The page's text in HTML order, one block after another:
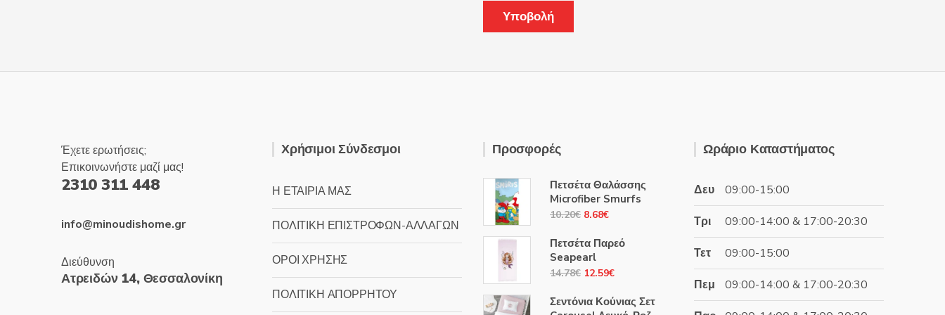
Έχετε ερωτήσεις;
Επικοινωνήστε μαζί μας!
2310 311 448
info@minoudishome.gr
Διεύθυνση
Ατρειδών 14, Θεσσαλονίκη
Χρήσιμοι Σύνδεσμοι
Η ΕΤΑΙΡΙΑ ΜΑΣ
ΠΟΛΙΤΙΚΗ ΕΠΙΣΤΡΟΦΩΝ-ΑΛΛΑΓΩΝ
ΟΡΟΙ ΧΡΗΣΗΣ
ΠΟΛΙΤΙΚΗ ΑΠΟΡΡΗΤΟΥ
Προσφορές
Πετσέτα Θαλάσσης
Microfiber Smurfs
10.20€ Original
was:
10.20€.
8.68€Η
τιμή
8.68€.
Πετσέτα Παρεό
Seapearl
14.78€ Original
was:
12.59€Η
τιμή
Σεντόνια Κούνιας Σετ
Ωράριο Καταστήματος
Δευ 09:00-15:00
Τρι 09:00-14:00 & 17:00-20:30
Τετ 09:00-15:00
Πεμ 09:00-14:00 & 17:00-20:30